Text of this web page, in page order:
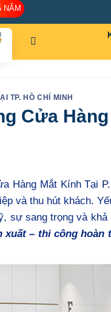
NĂM
TP. HỒ CHÍ MINH
Cửa
Hàng Mắt Kính Tại
và thu hút khách.
sự sang trọng và khả
xuất – thi công